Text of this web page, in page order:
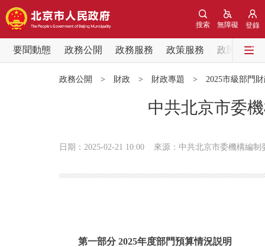
登錄
無障礙
搜索
要聞動態 政務公開 政務服務 政策服務
政民互動
政務公開 > 財政 > 財政專題 > 2025市級部門
中共北京市委
日期：2025-02-21 10:00 來源：中共北京市委機構編制
第一部分 2025年度部門預算情況説明